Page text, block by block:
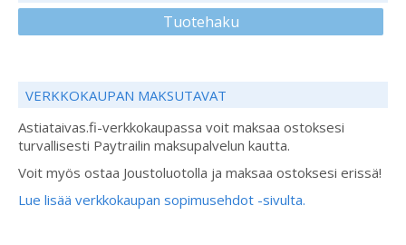
Tuotehaku
VERKKOKAUPAN MAKSUTAVAT
Astiataivas.fi-verkkokaupassa voit maksaa ostoksesi
turvallisesti Paytrailin maksupalvelun kautta.
Voit myös ostaa Joustoluotolla ja maksaa ostoksesi erissä!
Lue lisää verkkokaupan sopimusehdot -sivulta.